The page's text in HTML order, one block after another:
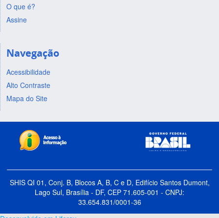
O que é?
Assine
Navegação
Acessibilidade
Alto Contraste
Mapa do Site
SHIS QI 01, Conj. B, Blocos A, B, C e D, Edifício Santos Dumont,
Lago Sul, Brasília - DF, CEP 71.605-001 - CNPJ:
33.654.831/0001-36